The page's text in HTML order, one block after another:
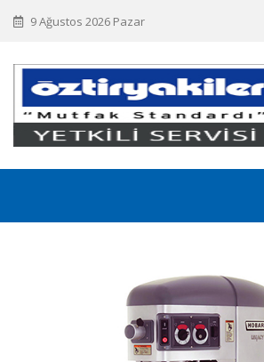
9 Ağustos 2026 Pazar